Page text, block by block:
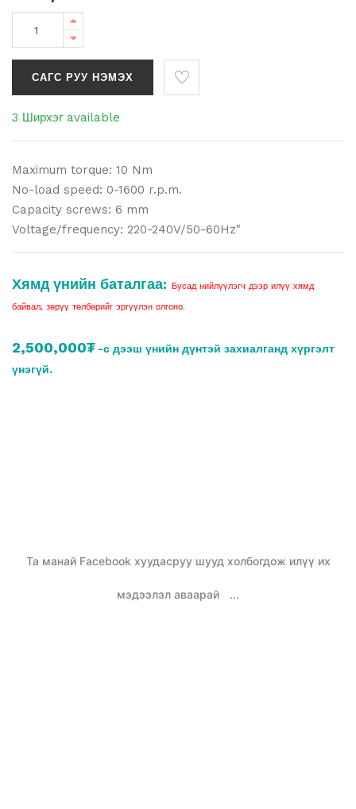
САГС РУУ НЭМЭХ
3 Ширхэг available
Maximum torque: 10 Nm
No-load speed: 0-1600 r.p.m.
Capacity screws: 6 mm
Voltage/frequency: 220-240V/50-60Hz"
Хямд үнийн баталгаа: Бусад нийлүүлэгч дээр илүү хямд
байвал, зөрүү төлбөрийг эргүүлэн олгоно.
2,500,000₮ -с дээш үнийн дүнтэй захиалганд хүргэлт
үнэгүй.
Та манай Facebook хуудасруу шууд холбогдож илүү их
мэдээлэл аваарай ...